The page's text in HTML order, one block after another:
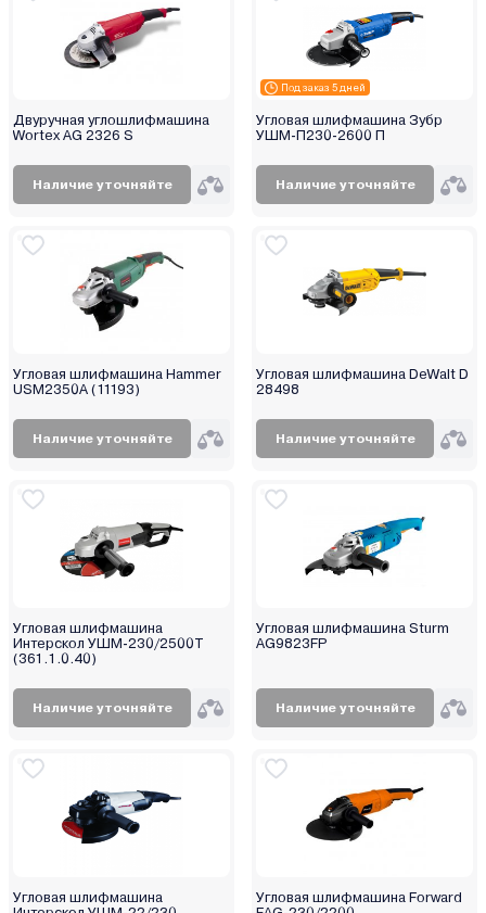
Yiwu
Zitrek
Булат
Витязь
Дифмаш
Зубр
Инстар
Калибр
Кратон
Парма
Ротор
СОЮЗ
Фиолент
Энгельс
Энергопром
Двуручная углошлифмашина
Wortex AG 2326 S
Наличие уточняйте
Под заказ 5 дней
Угловая шлифмашина Зубр
УШМ-П230-2600 П
Наличие уточняйте
Угловая шлифмашина Hammer
USM2350A (11193)
Наличие уточняйте
Угловая шлифмашина DeWalt D
28498
Наличие уточняйте
Угловая шлифмашина
Интерскол УШМ-230/2500Т
(361.1.0.40)
Наличие уточняйте
Угловая шлифмашина Sturm
AG9823FP
Наличие уточняйте
Угловая шлифмашина
Угловая шлифмашина Forward